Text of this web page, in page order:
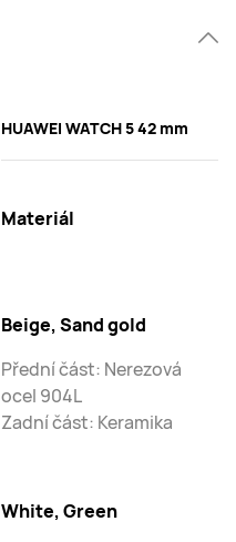
HUAWEI WATCH 5 42 mm
Materiál
Beige, Sand gold
Přední část: Nerezová
ocel 904L
Zadní část: Keramika
White, Green